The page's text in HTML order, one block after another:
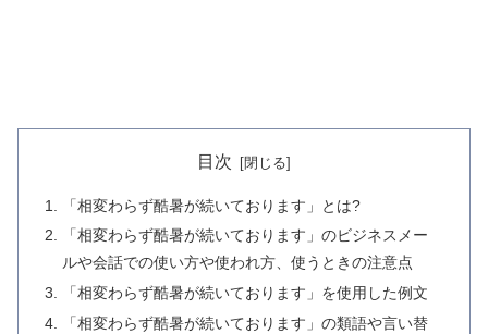
目次
「相変わらず酷暑が続いております」とは?
「相変わらず酷暑が続いております」のビジネスメー
ルや会話での使い方や使われ方、使うときの注意点
「相変わらず酷暑が続いております」を使用した例文
「相変わらず酷暑が続いております」の類語や言い替